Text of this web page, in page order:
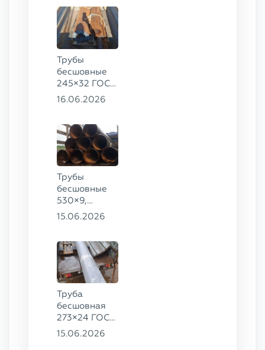
Трубы
бесшовные
245×32 ГОСТ
8732-78, ст.
16.06.2026
Трубы
бесшовные
530×9,
530×10 ст.
15.06.2026
Труба
бесшовная
273×24 ГОСТ
9941-81 сталь
15.06.2026